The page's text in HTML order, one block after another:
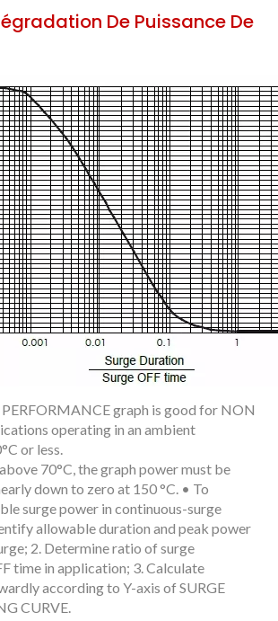
De Puissance De
PERFORMANCE graph is good for NON
operating in an ambient
or less.
70°C, the graph power must be
down to zero at 150 °C. • To
surge power in continuous-surge
allowable duration and peak power
2. Determine ratio of surge
time in application; 3. Calculate
according to Y-axis of SURGE
CURVE.